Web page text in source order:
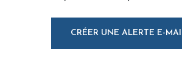
CRÉER UNE ALERTE E-